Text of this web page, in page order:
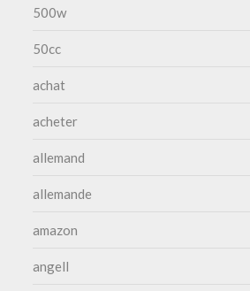
500w
50cc
achat
acheter
allemand
allemande
amazon
angell